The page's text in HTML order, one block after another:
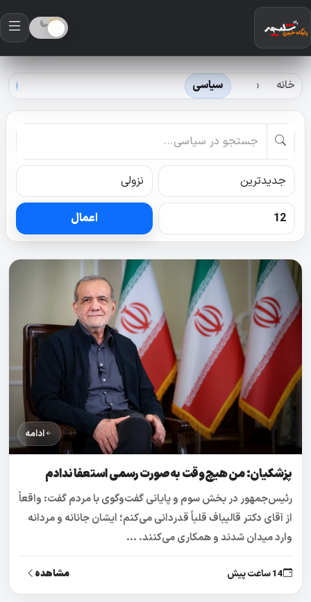
خانه سیاسی
اعمال
ادامه
پزشکیان: من هیچ‌وقت به‌صورت رسمی استعفا ندادم
رئیس‌جمهور در بخش سوم و پایانی گفت‌وگوی با مردم گفت: واقعاً
از آقای دکتر قالیباف قلباً قدردانی می‌کنم؛ ایشان جانانه و مردانه
وارد میدان شدند و همکاری می‌کنند. ...
14 ساعت پیش مشاهده